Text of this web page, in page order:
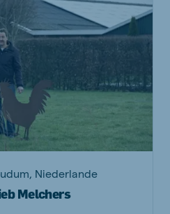
Niederlande
Melchers